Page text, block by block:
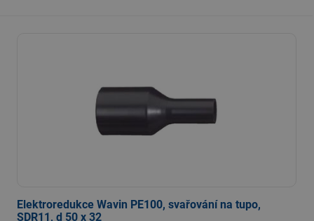
Elektroredukce Wavin PE100, svařování na tupo,
SDR11, d 50 x 32